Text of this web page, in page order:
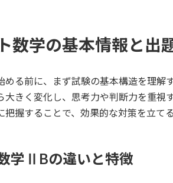
数学の基本情報と出
める前に、まず試験の基本構造を理解
大きく変化し、思考力や判断力を重視
把握することで、効果的な対策を立て
学ⅡBの違いと特徴